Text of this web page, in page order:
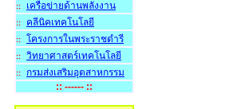
:: เครือข่ายด้านพลังงาน
:: คลีนิคเทคโนโลย
:: โครงการในพระราชดำรี
:: วิทยาศาสตร์เทคโนโลยี
::
กรมส่งเสริมอุตสาหกรรม
:: ------ ::